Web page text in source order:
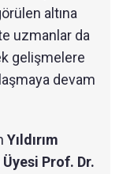
altına
uzmanlar da
gelişmelere
devam
Yıldırım
Prof. Dr.